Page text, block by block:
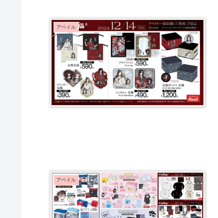
アベイル
アベイル